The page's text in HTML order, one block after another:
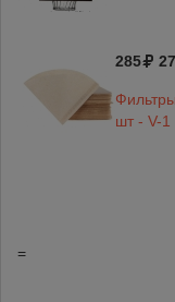
285
шт - V-1
=